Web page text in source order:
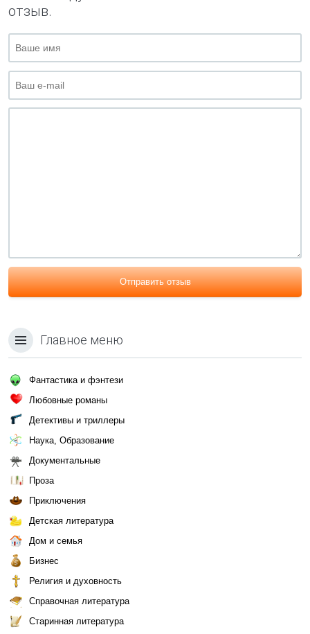
отзыв.
Отправить отзыв
Главное меню
Фантастика и фэнтези
Любовные романы
Детективы и триллеры
Наука, Образование
Документальные
Проза
Приключения
Детская литература
Дом и семья
Бизнес
Религия и духовность
Справочная литература
Старинная литература